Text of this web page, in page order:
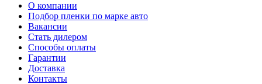
О компании
Подбор пленки по марке авто
Вакансии
Стать дилером
Способы оплаты
Гарантии
Доставка
Контакты